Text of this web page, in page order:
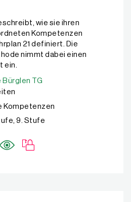
wie sie ihren
Kompetenzen
21 definiert. Die
nimmt dabei einen
ein.
Bürglen TG
Bürglen TG
Kompetenzen
9. Stufe